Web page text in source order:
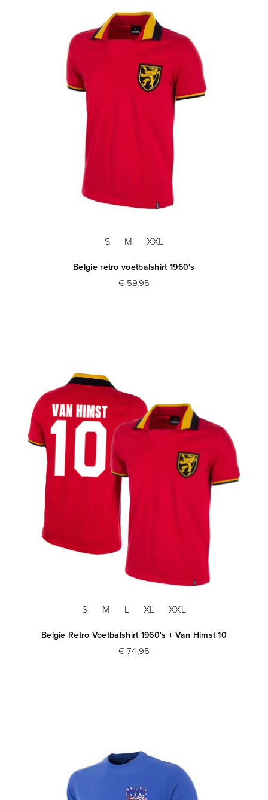
S M XXL
Belgie retro voetbalshirt 1960's
€ 59,95
S M L XL XXL
Belgie Retro Voetbalshirt 1960's + Van Himst 10
€ 74,95